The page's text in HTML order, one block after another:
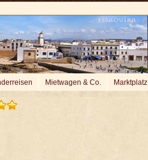
Mietwagen & Co. Marktplatz